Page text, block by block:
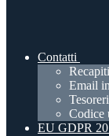
Contatti
Recapiti
Email
Codice
EU GDPR